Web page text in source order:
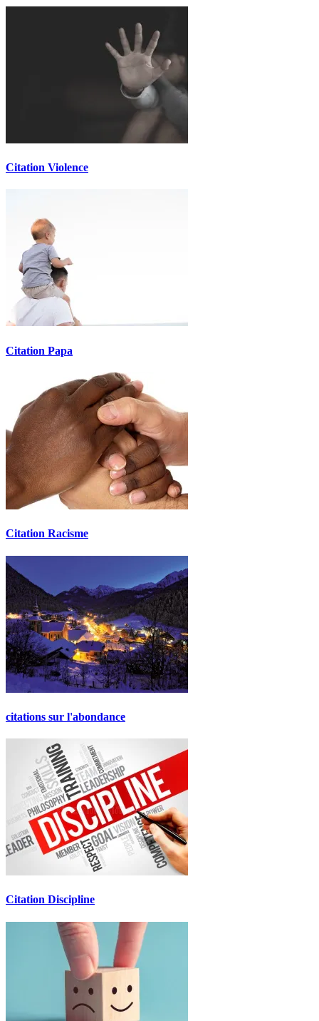
Citation Violence
Citation Papa
Citation Racisme
citations sur l'abondance
Citation Discipline